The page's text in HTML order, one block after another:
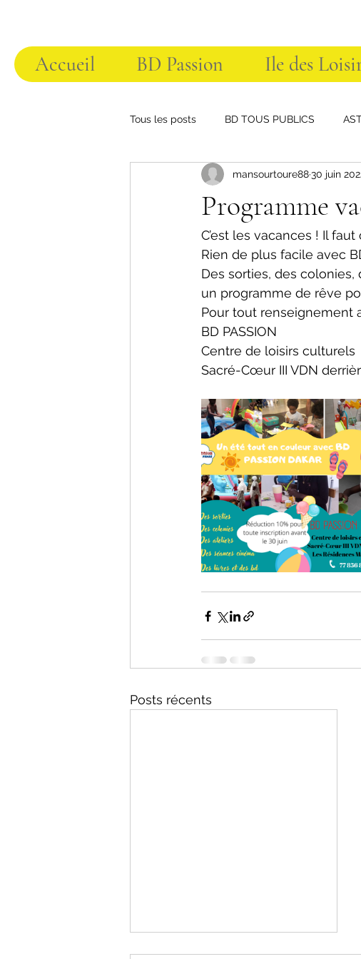
Accueil BD Passion Ile des
Tous les posts BD TOUS PUBLICS
Programme
mansourtoure8830 juin
C’est les vacances ! Il
Rien de plus facile avec
Des sorties, des
un programme de rêve
Pour tout renseignement
BD PASSION
Centre de loisirs culturels
Sacré-Cœur III VDN
Posts récents